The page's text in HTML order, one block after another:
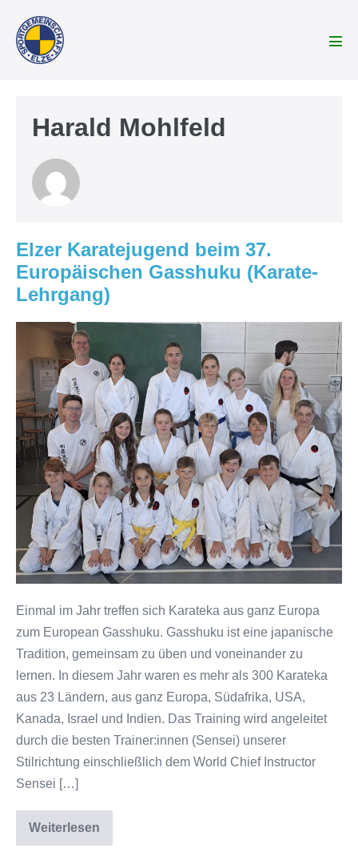
Inhalt
springen
Harald Mohlfeld
Elzer Karatejugend beim 37.
Europäischen Gasshuku (Karate-
Lehrgang)
Elzer
Karatejugend
beim
37.
Europäischen
Gasshuku
(Karate-
Lehrgang)
Einmal im Jahr treffen sich Karateka aus ganz Europa
zum European Gasshuku. Gasshuku ist eine japanische
Tradition, gemeinsam zu üben und voneinander zu
lernen. In diesem Jahr waren es mehr als 300 Karateka
aus 23 Ländern, aus ganz Europa, Südafrika, USA,
Kanada, Israel und Indien. Das Training wird angeleitet
durch die besten Trainer:innen (Sensei) unserer
Stilrichtung einschließlich dem World Chief Instructor
Sensei […]
Weiterlesen
Elzer
Karatejugend